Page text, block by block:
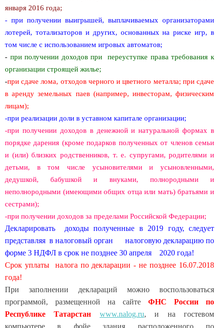
января 2016 года;
- при получении выигрышей, выплачиваемых организаторами
лотерей, тотализаторов и других, основанных на риске игр, в
том числе с использованием игровых автоматов;
- при получении доходов при переуступке права требования к
организации строящей жилье;
-при сдаче лома, отходов черного и цветного металла; при сдаче
в аренду земельных паев (например, инвесторам, физическим
лицам);
-при реализации доли в уставном капитале организации;
-при получении доходов в денежной и натуральной формах в
порядке дарения (кроме подарков полученных от членов семьи
и (или) близких родственников, т. е. супругами, родителями и
детьми, в том числе усыновителями и усыновленными,
дедушкой, бабушкой и внуками, полнородными и
неполнородными (имеющими общих отца или мать) братьями и
сестрами);
-при получении доходов за пределами Российской Федерации;
Декларировать доходы полученные в 2019 году, следует
представляя в налоговый орган налоговую декларацию по
форме 3 НДФЛ в срок не позднее 30 апреля 2020 года!
Срок уплаты налога по декларации - не позднее 16.07.2018
года!
При заполнении деклараций можно воспользоваться
программой, размещенной на сайте
ФНС России по
Республике Татарстан
www.nalog.ru, и на гостевом
компьютере в фойе здания расположенного по